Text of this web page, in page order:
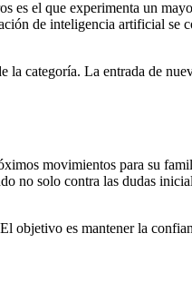
es el que experimenta un
de inteligencia artificial se
la categoría. La entrada de
movimientos para su
no solo contra las dudas
objetivo es mantener la